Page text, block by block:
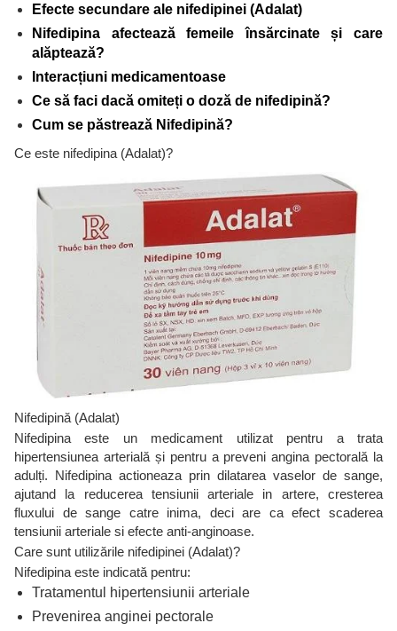
Efecte secundare ale nifedipinei (Adalat)
Nifedipina afectează femeile însărcinate și care
alăptează?
Interacțiuni medicamentoase
Ce să faci dacă omiteți o doză de nifedipină?
Cum se păstrează Nifedipină?
Ce este nifedipina (Adalat)?
Nifedipină (Adalat)
Nifedipina este un medicament utilizat pentru a trata
hipertensiunea arterială și pentru a preveni angina pectorală la
adulți. Nifedipina actioneaza prin dilatarea vaselor de sange,
ajutand la reducerea tensiunii arteriale in artere, cresterea
fluxului de sange catre inima, deci are ca efect scaderea
tensiunii arteriale si efecte anti-anginoase.
Care sunt utilizările nifedipinei (Adalat)?
Nifedipina este indicată pentru:
Tratamentul
hipertensiunii arteriale
Prevenirea anginei pectorale